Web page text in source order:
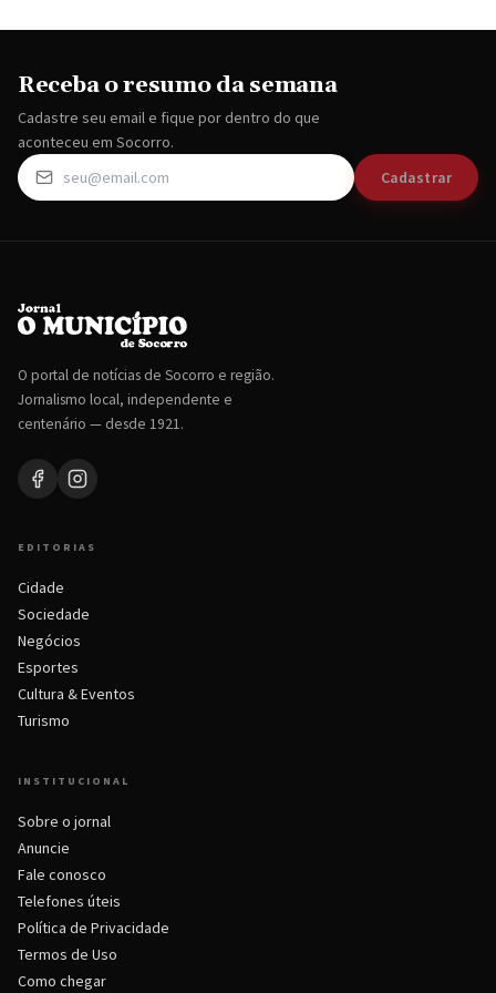
Receba o resumo da semana
Cadastre seu email e fique por dentro do que
aconteceu em Socorro.
Cadastrar
O portal de notícias de Socorro e região.
Jornalismo local, independente e
centenário — desde 1921.
EDITORIAS
Cidade
Sociedade
Negócios
Esportes
Cultura & Eventos
Turismo
INSTITUCIONAL
Sobre o jornal
Anuncie
Fale conosco
Telefones úteis
Política de Privacidade
Termos de Uso
Como chegar